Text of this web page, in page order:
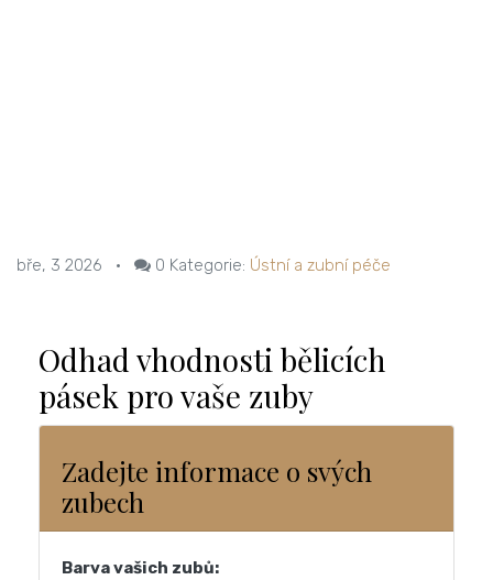
bře, 3 2026 • 0 Kategorie: Ústní a zubní péče
Odhad vhodnosti bělicích
pásek pro vaše zuby
Zadejte informace o svých
zubech
Barva vašich zubů: